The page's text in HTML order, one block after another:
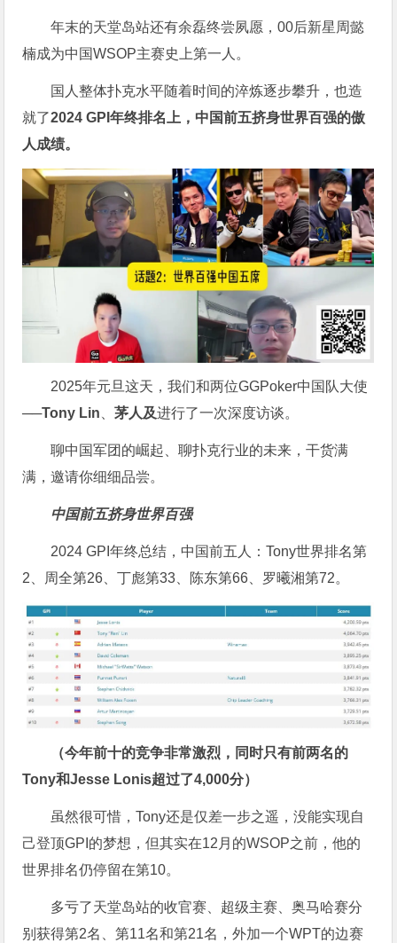
年末的天堂岛站还有余磊终尝夙愿，00后新星周懿
楠成为中国WSOP主赛史上第一人。
国人整体扑克水平随着时间的淬炼逐步攀升，也造
就了2024 GPI年终排名上，中国前五挤身世界百强的傲
人成绩。
2025年元旦这天，我们和两位GGPoker中国队大使
──Tony Lin 、茅人及进行了一次深度访谈。
聊中国军团的崛起、聊扑克行业的未来，干货满
满，邀请你细细品尝。
中国前五挤身世界百强
2024 GPI年终总结，中国前五人：Tony世界排名第
2、周全第26、丁彪第33、陈东第66、罗曦湘第72。
（今年前十的竞争非常激烈，同时只有前两名的
Tony和Jesse Lonis超过了4,000分）
虽然很可惜，Tony还是仅差一步之遥，没能实现自
己登顶GPI的梦想，但其实在12月的WSOP之前，他的
世界排名仍停留在第10。
多亏了天堂岛站的收官赛、超级主赛、奥马哈赛分
别获得第2名、第11名和第21名，外加一个WPT的边赛